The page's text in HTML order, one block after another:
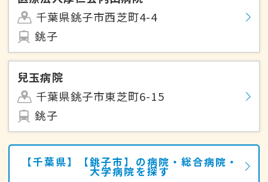
千葉県銚子市西芝町4-4
銚子
兒玉病院
千葉県銚子市東芝町6-15
銚子
【千葉県】【銚子市】の病院・総合病院・
大学病院を探す